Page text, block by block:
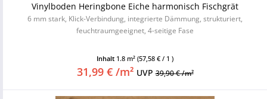
Vinylboden Heringbone Eiche harmonisch Fischgrät
6 mm stark, Klick-Verbindung, integrierte Dämmung, strukturiert,
feuchtraumgeeignet, 4-seitige Fase
Inhalt 1.8 m² (57,58 € / 1 )
31,99 € /m² UVP39,90 € /m²